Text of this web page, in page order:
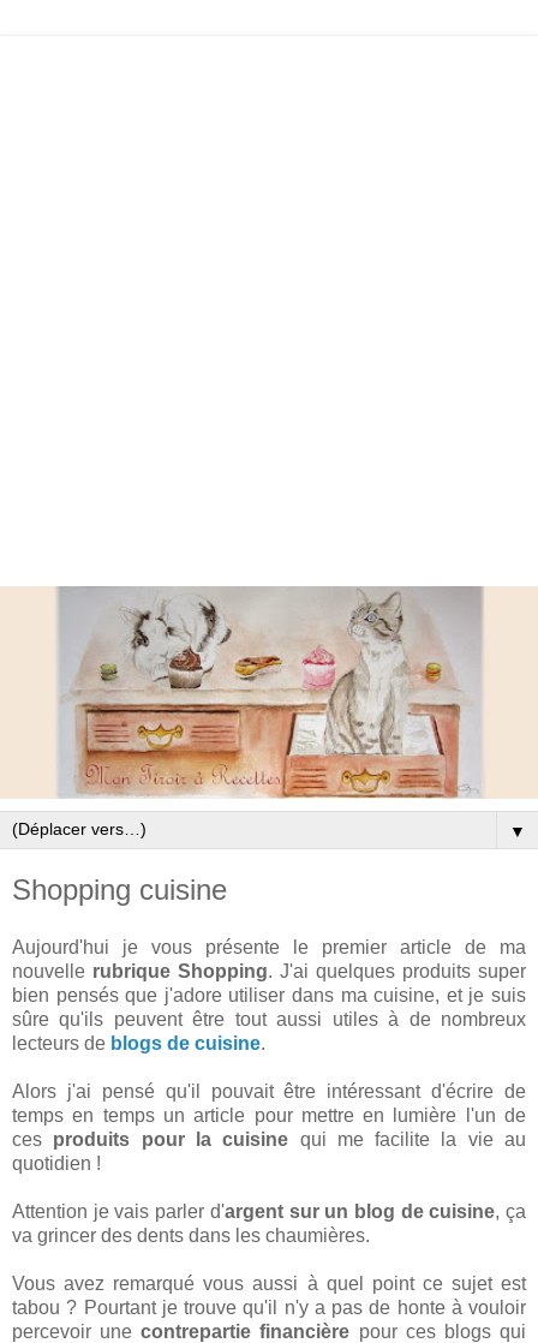
▼
Shopping cuisine
Aujourd'hui je vous présente le premier article de ma
nouvelle rubrique Shopping. J'ai quelques produits super
bien pensés que j'adore utiliser dans ma cuisine, et je suis
sûre qu'ils peuvent être tout aussi utiles à de nombreux
lecteurs de blogs de cuisine.
Alors j'ai pensé qu'il pouvait être intéressant d'écrire de
temps en temps un article pour mettre en lumière l'un de
ces produits pour la cuisine qui me facilite la vie au
quotidien !
Attention je vais parler d'argent sur un blog de cuisine, ça
va grincer des dents dans les chaumières.
Vous avez remarqué vous aussi à quel point ce sujet est
tabou ? Pourtant je trouve qu'il n'y a pas de honte à vouloir
percevoir unecontrepartie financière pour ces blogs qui